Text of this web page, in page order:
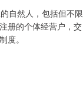
自然人，包括但不限
册的个体经营户，交
度。